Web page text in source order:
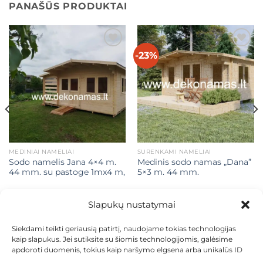
Slapukų nustatymai
Siekdami teikti geriausią patirtį, naudojame tokias technologijas
kaip slapukus. Jei sutiksite su šiomis technologijomis, galėsime
apdoroti duomenis, tokius kaip naršymo elgsena arba unikalūs ID
PANAŠŪS PRODUKTAI
MEDINIAI NAMELIAI
Sodo namelis Jana 4×4 m.
44 mm. su pastoge 1mx4 m,
-23% Mėgstamiausias
SURENKAMI NAMELIAI
Medinis sodo namas „Dana”
5×3 m. 44 mm.
price
Į KREPŠELĮ